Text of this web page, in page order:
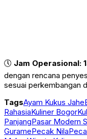
🕔 Jam Operasional:
dengan rencana
sesuai perkembangan
TagsAyam Kukus Jahe
RahasiaKuliner Bogor
PanjangPasar Modern
GuramePecak Nila